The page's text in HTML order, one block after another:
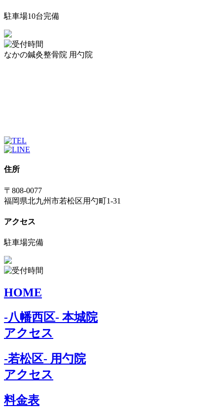
駐車場10台完備
なかの鍼灸整骨院 用勺院
住所
〒808-0077
福岡県北九州市若松区用勺町1-31
アクセス
駐車場完備
HOME
-八幡西区- 本城院
アクセス
-若松区- 用勺院
アクセス
料金表